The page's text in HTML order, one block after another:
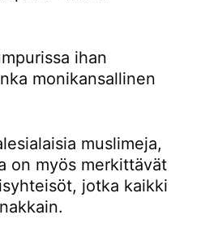
ihan
monikansallinen
muslimeja,
on myös merkittävät
jotka kaikki